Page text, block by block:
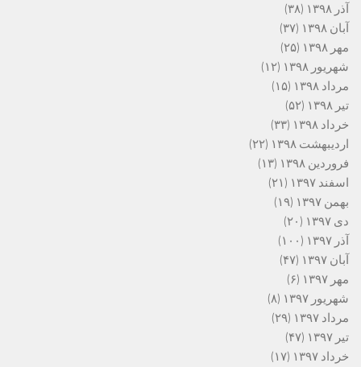
آذر ۱۳۹۸
(۳۸)
آبان ۱۳۹۸
(۳۷)
مهر ۱۳۹۸
(۲۵)
شهریور ۱۳۹۸
(۱۲)
مرداد ۱۳۹۸
(۱۵)
تیر ۱۳۹۸
(۵۲)
خرداد ۱۳۹۸
(۳۳)
اردیبهشت ۱۳۹۸
(۲۲)
فروردین ۱۳۹۸
(۱۳)
اسفند ۱۳۹۷
(۲۱)
بهمن ۱۳۹۷
(۱۹)
دی ۱۳۹۷
(۲۰)
آذر ۱۳۹۷
(۱۰۰)
آبان ۱۳۹۷
(۴۷)
مهر ۱۳۹۷
(۶)
شهریور ۱۳۹۷
(۸)
مرداد ۱۳۹۷
(۲۹)
تیر ۱۳۹۷
(۴۷)
خرداد ۱۳۹۷
(۱۷)